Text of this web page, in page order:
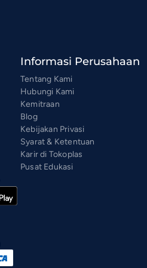
Informasi Perusahaan
Tentang Kami
Hubungi Kami
Kemitraan
Blog
Kebijakan Privasi
Syarat & Ketentuan
Karir di Tokoplas
Pusat Edukasi